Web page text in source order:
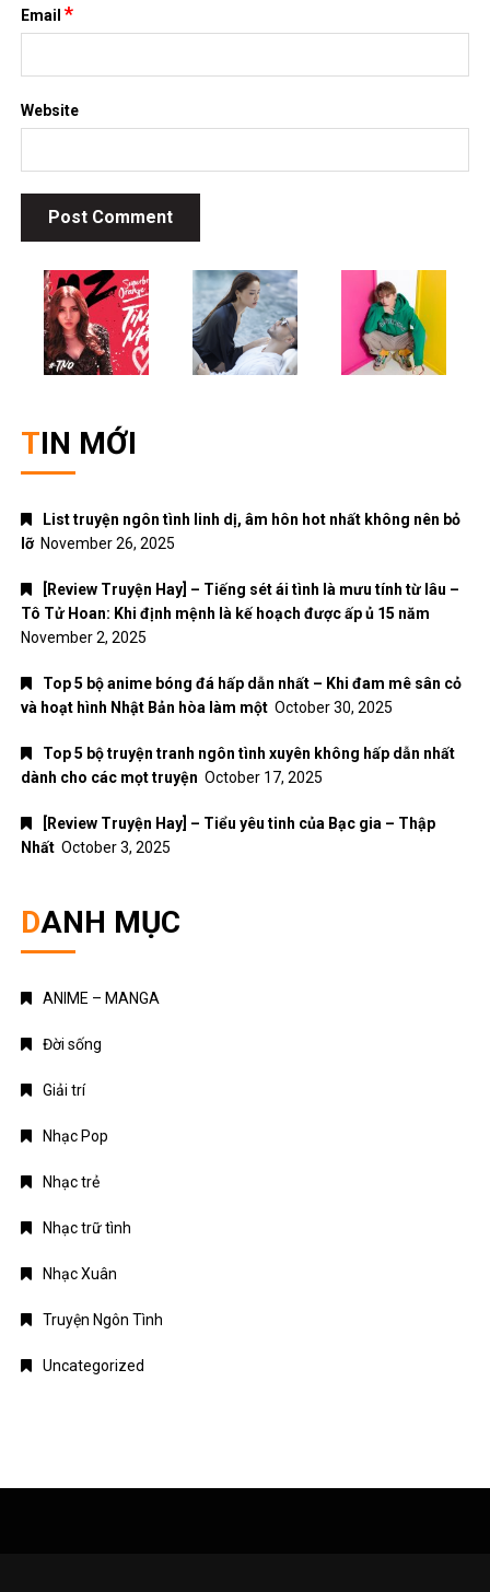
Email*
Website
TIN MỚI
List truyện ngôn tình linh dị, âm hôn hot nhất không nên bỏ
lỡ November 26, 2025
[Review Truyện Hay] – Tiếng sét ái tình là mưu tính từ lâu –
Tô Tử Hoan: Khi định mệnh là kế hoạch được ấp ủ 15 năm
November 2, 2025
Top 5 bộ anime bóng đá hấp dẫn nhất – Khi đam mê sân cỏ
và hoạt hình Nhật Bản hòa làm một October 30, 2025
Top 5 bộ truyện tranh ngôn tình xuyên không hấp dẫn nhất
dành cho các mọt truyện October 17, 2025
[Review Truyện Hay] – Tiểu yêu tinh của Bạc gia – Thập
Nhất October 3, 2025
DANH MỤC
ANIME – MANGA
Đời sống
Giải trí
Nhạc Pop
Nhạc trẻ
Nhạc trữ tình
Nhạc Xuân
Truyện Ngôn Tình
Uncategorized